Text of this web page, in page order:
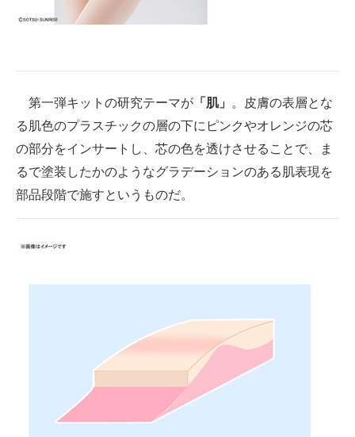
第一弾キットの研究テーマが 「肌」
。皮膚の表層とな
る肌色のプラスチックの層の下にピンクやオレンジの芯
の部分をインサートし、芯の色を透けさせることで、ま
るで塗装したかのようなグラデーションのある肌表現を
部品段階で施すというものだ。